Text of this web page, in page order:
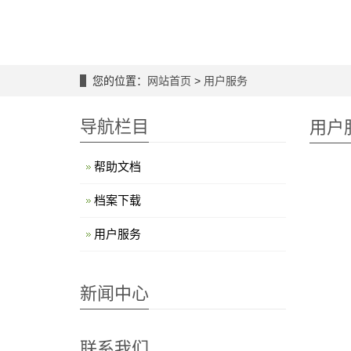
您的位置： 网站首页 > 用户服务
用户
导航栏目
帮助文档
档案下载
用户服务
新闻中心